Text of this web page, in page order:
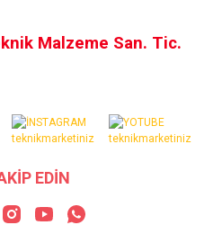
Malzeme San. Tic.
EDİN